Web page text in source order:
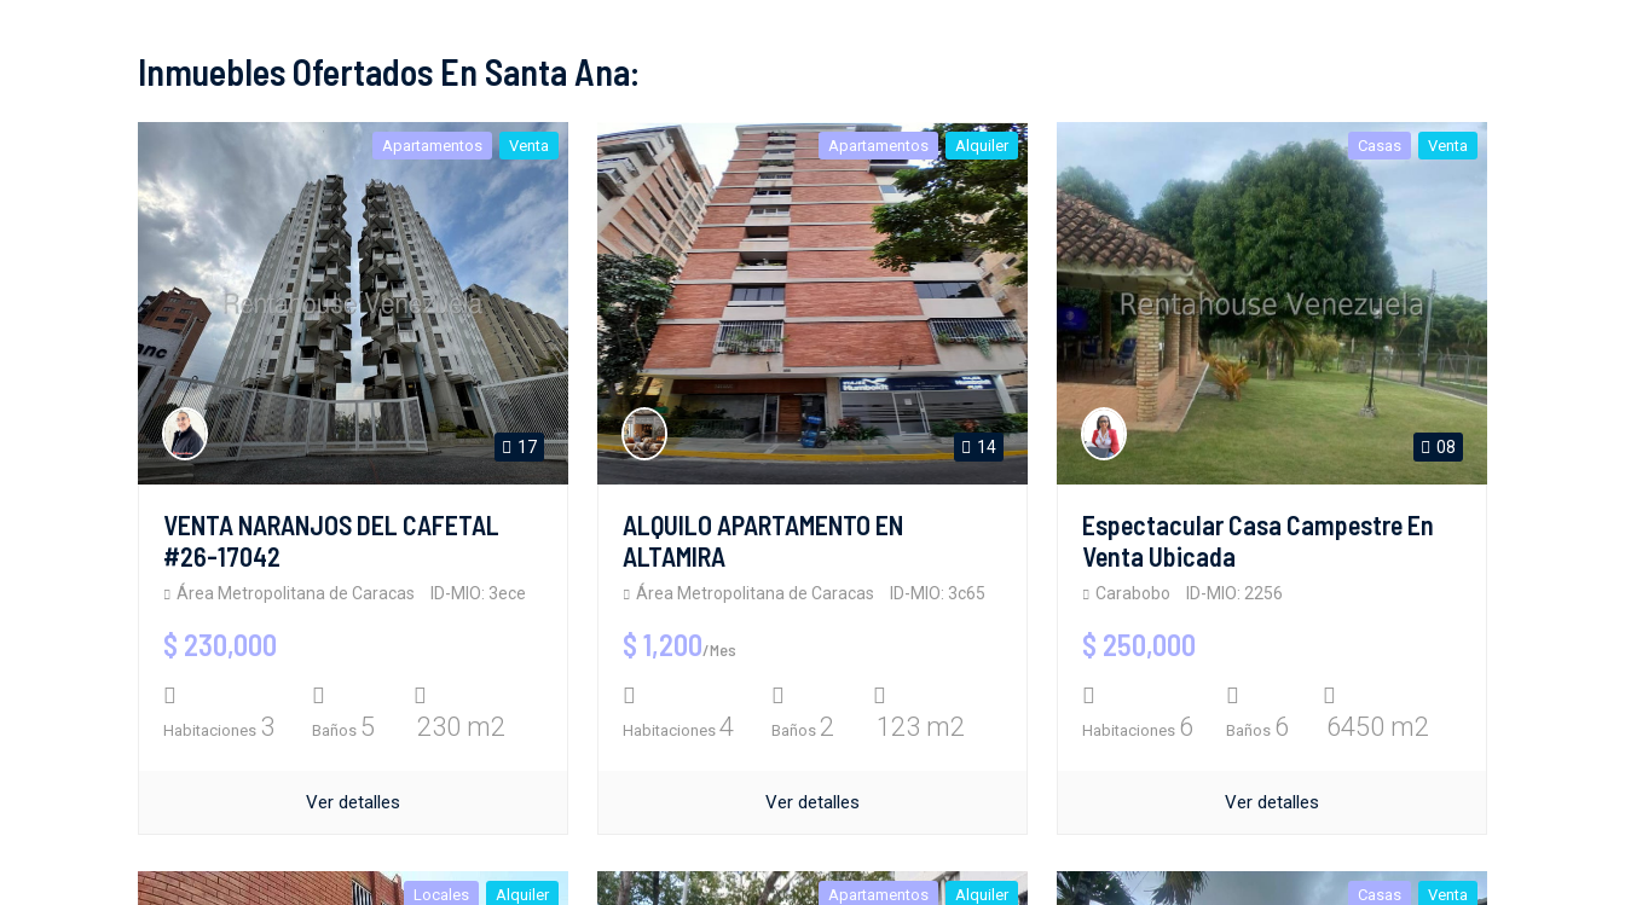
Inmuebles Ofertados En Santa Ana:
Apartamentos Venta
17
VENTA NARANJOS DEL CAFETAL
#26-17042
Área Metropolitana de Caracas ID-MIO: 3ece
$ 230,000
Habitaciones 3 Baños 5 230 m2
Ver detalles
Apartamentos Alquiler
14
ALQUILO APARTAMENTO EN
ALTAMIRA
Área Metropolitana de Caracas ID-MIO: 3c65
$ 1,200/Mes
Habitaciones 4 Baños 2 123 m2
Ver detalles
Casas Venta
08
Espectacular Casa Campestre En
Venta Ubicada
Carabobo ID-MIO: 2256
$ 250,000
Habitaciones 6 Baños 6 6450 m2
Ver detalles
Locales Alquiler Apartamentos Alquiler Casas Venta